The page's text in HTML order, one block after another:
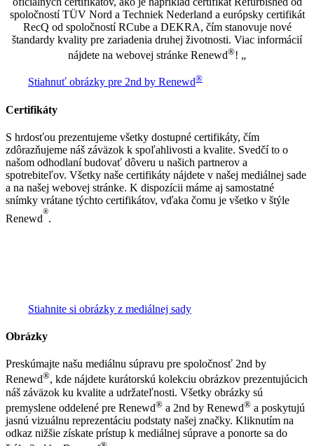
spoločností TÜV Nord a Techniek Nederland a európsky certifikát
RecQ od spoločností RCube a DEKRA, čím stanovuje nové
štandardy kvality pre zariadenia druhej životnosti. Viac informácií
nájdete na webovej stránke Renewd®! „
Stiahnuť obrázky pre 2nd by Renewd®
Certifikáty
S hrdosťou prezentujeme všetky dostupné certifikáty, čím
zdôrazňujeme náš záväzok k spoľahlivosti a kvalite. Svedčí to o
našom odhodlaní budovať dôveru u našich partnerov a
spotrebiteľov. Všetky naše certifikáty nájdete v našej mediálnej sade
a na našej webovej stránke. K dispozícii máme aj samostatné
snímky vrátane týchto certifikátov, vďaka čomu je všetko v štýle
Renewd
®
.
Stiahnite si obrázky z mediálnej sady
Obrázky
Preskúmajte našu mediálnu súpravu pre spoločnosť 2nd by
Renewd®, kde nájdete kurátorskú kolekciu obrázkov prezentujúcich
náš záväzok ku kvalite a udržateľnosti. Všetky obrázky sú
premyslene oddelené pre Renewd® a 2nd by Renewd® a poskytujú
jasnú vizuálnu reprezentáciu podstaty našej značky. Kliknutím na
odkaz nižšie získate prístup k mediálnej súprave a ponorte sa do